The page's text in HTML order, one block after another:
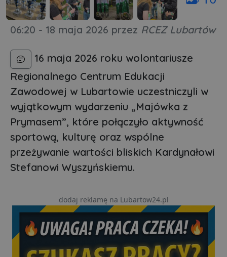
06:20 - 18 maja 2026 przez RCEZ Lubartów
16 maja 2026 roku wolontariusze
Regionalnego Centrum Edukacji
Zawodowej w Lubartowie uczestniczyli w
wyjątkowym wydarzeniu „Majówka z
Prymasem”, które połączyło aktywność
sportową, kulturę oraz wspólne
przeżywanie wartości bliskich Kardynałowi
Stefanowi Wyszyńskiemu.
dodaj reklamę na Lubartow24.pl